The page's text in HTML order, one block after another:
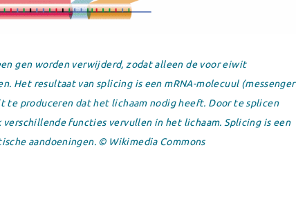
gen worden verwijderd, zodat alleen de voor eiwit
Het resultaat van splicing is een mRNA-molecuul (messenger
produceren dat het lichaam nodig heeft. Door te splicen
functies vervullen in het lichaam. Splicing is een
aandoeningen. © Wikimedia Commons